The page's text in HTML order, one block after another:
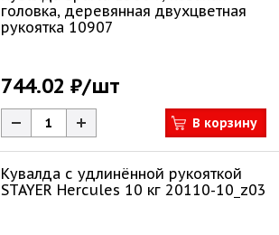
головка, деревянная двухцветная
рукоятка 10907
744.02 ₽/шт
В корзину
Кувалда с удлинённой рукояткой
STAYER Hercules 10 кг 20110-10_z03